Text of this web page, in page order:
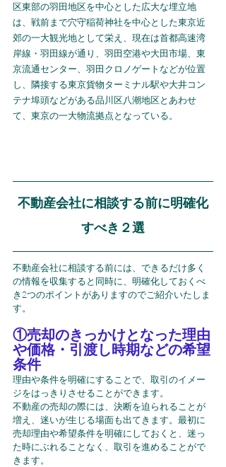
区東部の羽田地区を中心とした広大な埋立地
は、戦前まで穴守稲荷神社を中心とした東京近
郊の一大観光地として栄え、現在は首都高速湾
岸線・羽田線が通り、羽田空港や大田市場、東
京流通センター、羽田クロノゲートなどが位置
し、隣接する東京貨物ターミナル駅や大井コン
テナ埠頭などがある品川区八潮地区とあわせ
て、東京の一大物流拠点となっている。
不動産会社に相談する前に明確化
すべき２選
不動産会社に相談する前には、できるだけ多く
の情報を収集すると同時に、明確化しておくべ
き2つのポイントがありますのでご紹介いたしま
す。
①売却のきっかけとなった理由
や価格・引渡し時期などの希望
条件
理由や条件を明確にすることで、取引のイメー
ジをはっきりさせることができます。
不動産の売却の際には、決断を迫られることが
増え、迷いが生じる場面も出てきます。最初に
売却理由や希望条件を明確にしておくと、迷っ
た時にぶれることなく、取引を進めることがで
きます。